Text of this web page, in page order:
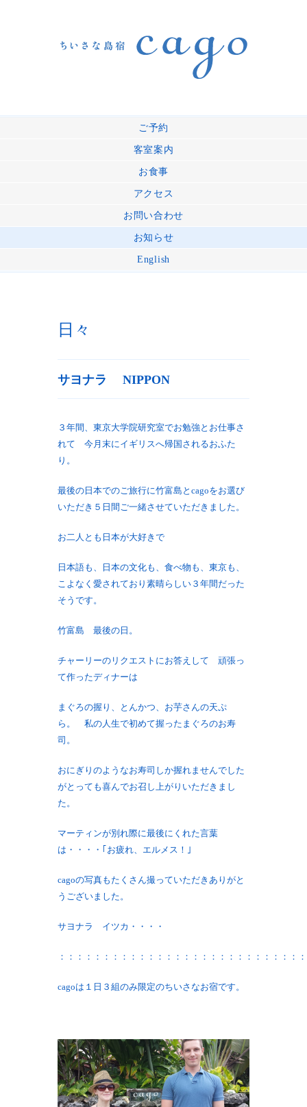
ご予約
客室案内
お食事
アクセス
お問い合わせ
お知らせ
English
日々
サヨナラ NIPPON
３年間、東京大学院研究室でお勉強とお仕事さ
れて 今月末にイギリスへ帰国されるおふた
り。
最後の日本でのご旅行に竹富島とcagoをお選び
いただき５日間ご一緒させていただきました。
お二人とも日本が大好きで
日本語も、日本の文化も、食べ物も、東京も、
こよなく愛されており素晴らしい３年間だった
そうです。
竹富島 最後の日。
チャーリーのリクエストにお答えして 頑張っ
て作ったディナーは
まぐろの握り、とんかつ、お芋さんの天ぷ
ら。 私の人生で初めて握ったまぐろのお寿
司。
おにぎりのようなお寿司しか握れませんでした
がとっても喜んでお召し上がりいただきまし
た。
マーティンが別れ際に最後にくれた言葉
は・・・・｢お疲れ、エルメス！｣
cagoの写真もたくさん撮っていただきありがと
うございました。
サヨナラ イツカ・・・・
：：：：：：：：：：：：：：：：：：：：：：：：：：：
cagoは１日３組のみ限定のちいさなお宿です。